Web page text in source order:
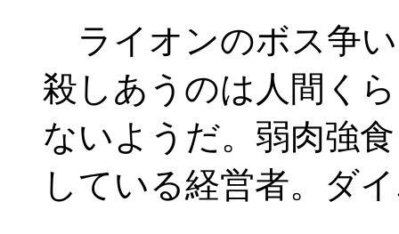
ライオンのボス争
殺しあうのは人間く
ないようだ。弱肉強
している経営者。ダ